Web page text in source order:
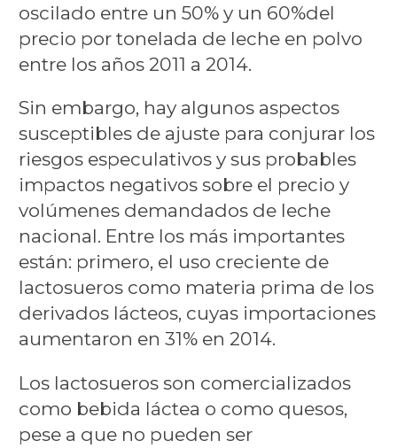
oscilado entre un 50% y un 60%del
precio por tonelada de leche en polvo
entre los años 2011 a 2014.
Sin embargo, hay algunos aspectos
susceptibles de ajuste para conjurar los
riesgos especulativos y sus probables
impactos negativos sobre el precio y
volúmenes demandados de leche
nacional. Entre los más importantes
están: primero, el uso creciente de
lactosueros como materia prima de los
derivados lácteos, cuyas importaciones
aumentaron en 31% en 2014.
Los lactosueros son comercializados
como bebida láctea o como quesos,
pese a que no pueden ser